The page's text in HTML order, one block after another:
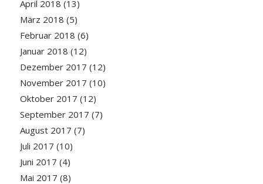
April 2018 (13)
März 2018 (5)
Februar 2018 (6)
Januar 2018 (12)
Dezember 2017 (12)
November 2017 (10)
Oktober 2017 (12)
September 2017 (7)
August 2017 (7)
Juli 2017 (10)
Juni 2017 (4)
Mai 2017 (8)